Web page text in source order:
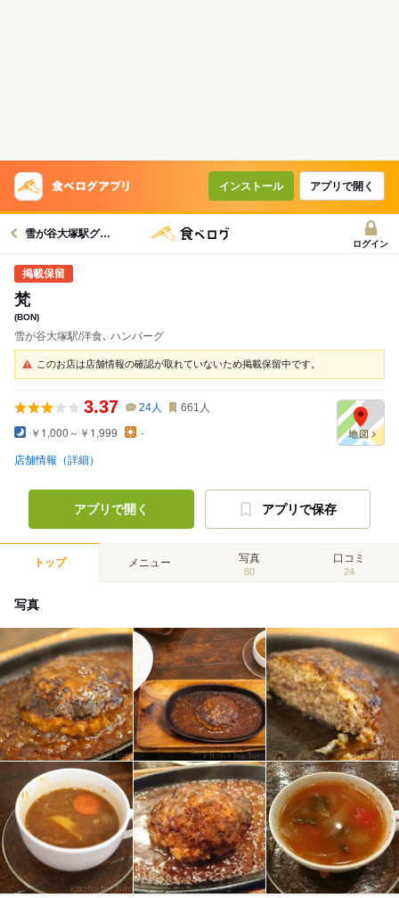
インストール アプリで開く
雪が谷大塚駅グルメへ
ログイン
梵
(BON)
雪が谷大塚駅/洋食､ ハンバーグ
このお店は店舗情報の確認が取れていないため掲載保留中です。
3.37 24人 661 人
￥1,000～￥1,999 -
店舗情報（詳細）
アプリで開く アプリで保存
トップ メニュー 写真
80
口コミ
24
写真